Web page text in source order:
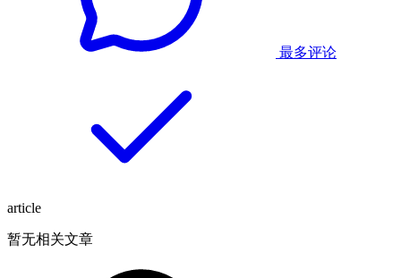
最多评论
article
暂无相关文章